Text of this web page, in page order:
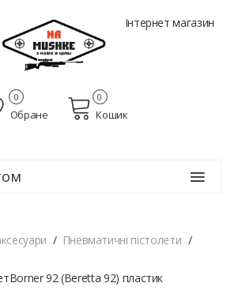
Інтернет магазин
Обране
0
Кошик
0
Пневматичні пістолети
92 (Beretta 92) пластик